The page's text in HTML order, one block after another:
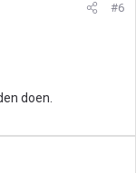
#6
doen.